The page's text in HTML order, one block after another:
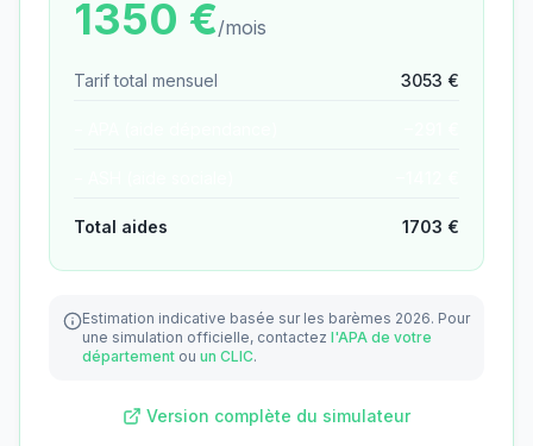
1350 €/mois
Tarif total mensuel 3053 €
Total aides 1703 €
Estimation indicative basée sur les barèmes 2026. Pour
une simulation officielle, contactez l'APA de votre
département ou un CLIC.
Version complète du simulateur